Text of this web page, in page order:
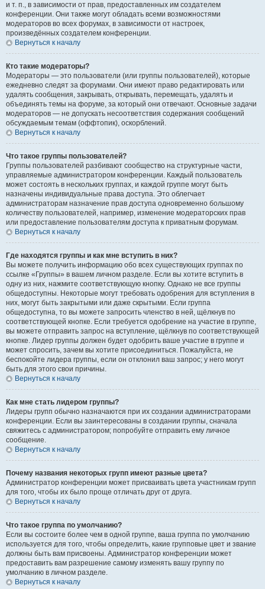
и т. п., в зависимости от прав, предоставленных им создателем
конференции. Они также могут обладать всеми возможностями
модераторов во всех форумах, в зависимости от настроек,
произведённых создателем конференции.
Вернуться к началу
Кто такие модераторы?
Модераторы — это пользователи (или группы пользователей), которые
ежедневно следят за форумами. Они имеют право редактировать или
удалять сообщения, закрывать, открывать, перемещать, удалять и
объединять темы на форуме, за который они отвечают. Основные задачи
модераторов — не допускать несоответствия содержания сообщений
обсуждаемым темам (оффтопик), оскорблений.
Вернуться к началу
Что такое группы пользователей?
Группы пользователей разбивают сообщество на структурные части,
управляемые администратором конференции. Каждый пользователь
может состоять в нескольких группах, и каждой группе могут быть
назначены индивидуальные права доступа. Это облегчает
администраторам назначение прав доступа одновременно большому
количеству пользователей, например, изменение модераторских прав
или предоставление пользователям доступа к приватным форумам.
Вернуться к началу
Где находятся группы и как мне вступить в них?
Вы можете получить информацию обо всех существующих группах по
ссылке «Группы» в вашем личном разделе. Если вы хотите вступить в
одну из них, нажмите соответствующую кнопку. Однако не все группы
общедоступны. Некоторые могут требовать одобрения для вступления в
них, могут быть закрытыми или даже скрытыми. Если группа
общедоступна, то вы можете запросить членство в ней, щёлкнув по
соответствующей кнопке. Если требуется одобрение на участие в группе,
вы можете отправить запрос на вступление, щёлкнув по соответствующей
кнопке. Лидер группы должен будет одобрить ваше участие в группе и
может спросить, зачем вы хотите присоединиться. Пожалуйста, не
беспокойте лидера группы, если он отклонил ваш запрос; у него могут
быть для этого свои причины.
Вернуться к началу
Как мне стать лидером группы?
Лидеры групп обычно назначаются при их создании администраторами
конференции. Если вы заинтересованы в создании группы, сначала
свяжитесь с администратором; попробуйте отправить ему личное
сообщение.
Вернуться к началу
Почему названия некоторых групп имеют разные цвета?
Администратор конференции может присваивать цвета участникам групп
для того, чтобы их было проще отличать друг от друга.
Вернуться к началу
Что такое группа по умолчанию?
Если вы состоите более чем в одной группе, ваша группа по умолчанию
используется для того, чтобы определить, какие групповые цвет и звание
должны быть вам присвоены. Администратор конференции может
предоставить вам разрешение самому изменять вашу группу по
умолчанию в личном разделе.
Вернуться к началу